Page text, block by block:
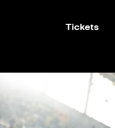
Tickets